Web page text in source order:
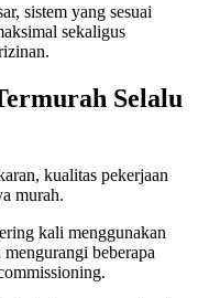
sistem yang sesuai
sekaligus
Selalu
kualitas pekerjaan
murah.
kali menggunakan
beberapa